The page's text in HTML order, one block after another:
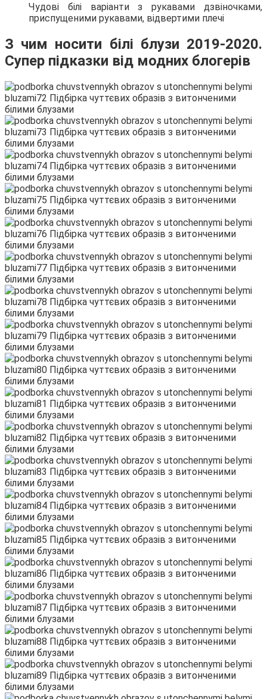
Чудові білі варіанти з рукавами дзвіночками,
приспущеними рукавами, відвертими плечі
З чим носити білі блузи 2019-2020.
Супер підказки від модних блогерів